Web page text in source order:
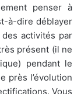
penser à
à-dire déblayer
activités par
présent (il ne
pendant le
près l’évolution
Vous